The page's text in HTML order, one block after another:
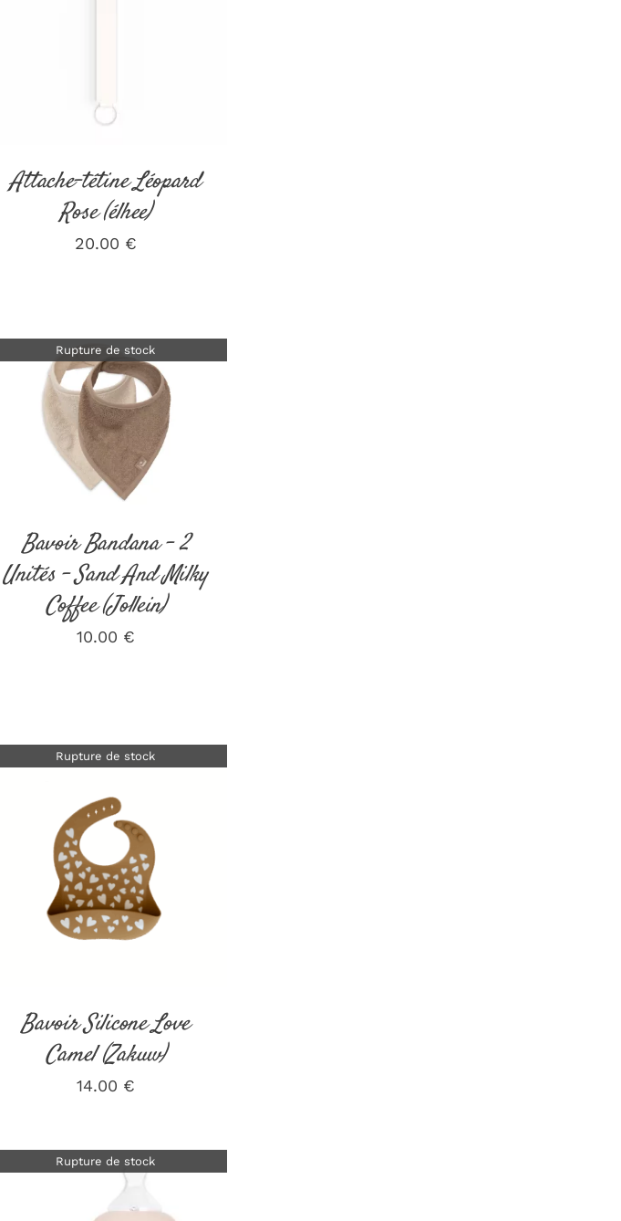
Attache-tétine Léopard
Rose (élhee)
20.00 €
Rupture de stock
DÉTAILS
Bavoir Bandana – 2
Unités – Sand And Milky
Coffee (Jollein)
10.00 €
Rupture de stock
DÉTAILS
Bavoir Silicone Love
Camel (Zakuw)
14.00 €
Rupture de stock